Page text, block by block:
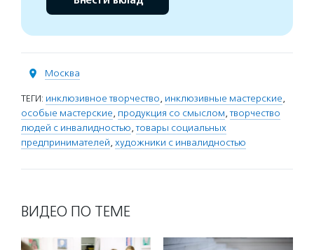
Москва
ТЕГИ: инклюзивное творчество, инклюзивные мастерские,
особые мастерские, продукция со смыслом,творчество
людей с инвалидностью,товары социальных
предпринимателей, художники с инвалидностью
ВИДЕО ПО ТЕМЕ